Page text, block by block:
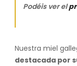
Podéis ver el
Nuestra miel
destacada por